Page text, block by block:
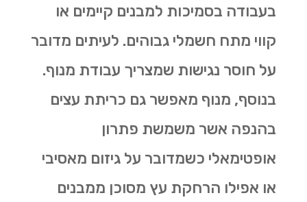
בעבודה בסמיכות למבנים קיימים או
קווי מתח חשמלי גבוהים. לעיתים מדובר
על חוסר נגישות שמצריך עבודת מנוף.
בנוסף, מנוף מאפשר גם כריתת עצים
בהנפה אשר משמשת פתרון
אופטימאלי כשמדובר על גיזום מאסיבי
או אפילו הרחקת עץ מסוכן ממבנים